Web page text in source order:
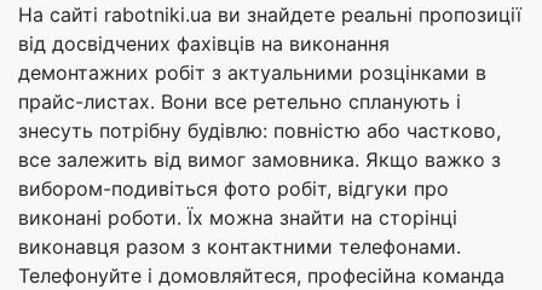
На сайті rabotniki.ua ви знайдете реальні пропозиції
від досвідчених фахівців на виконання
демонтажних робіт з актуальними розцінками в
прайс-листах. Вони все ретельно спланують і
знесуть потрібну будівлю: повністю або частково,
все залежить від вимог замовника. Якщо важко з
вибором-подивіться фото робіт, відгуки про
виконані роботи. Їх можна знайти на сторінці
виконавця разом з контактними телефонами.
Телефонуйте і домовляйтеся, професійна команда